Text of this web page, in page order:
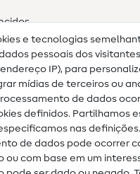
e tecnologias
pessoais dos
IP), para
mídias de terceiros ou
de dados
definidos. Partilhamos
nas definições.
de dados pode ocorrer
ou com base em um